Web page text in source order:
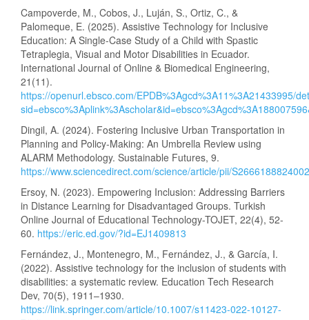
Campoverde, M., Cobos, J., Luján, S., Ortiz, C., &
Palomeque, E. (2025). Assistive Technology for Inclusive
Education: A Single-Case Study of a Child with Spastic
Tetraplegia, Visual and Motor Disabilities in Ecuador.
International Journal of Online & Biomedical Engineering,
21(11).
https://openurl.ebsco.com/EPDB%3Agcd%3A11%3A21433995/
Dingil, A. (2024). Fostering Inclusive Urban Transportation in
Planning and Policy-Making: An Umbrella Review using
ALARM Methodology. Sustainable Futures, 9.
https://www.sciencedirect.com/science/article/pii/
Ersoy, N. (2023). Empowering Inclusion: Addressing Barriers
in Distance Learning for Disadvantaged Groups. Turkish
Online Journal of Educational Technology-TOJET, 22(4), 52-
60. https://eric.ed.gov/?id=EJ1409813
Fernández, J., Montenegro, M., Fernández, J., & García, I.
(2022). Assistive technology for the inclusion of students with
disabilities: a systematic review. Education Tech Research
Dev, 70(5), 1911–1930.
https://link.springer.com/article/10.1007/s11423-022-10127-